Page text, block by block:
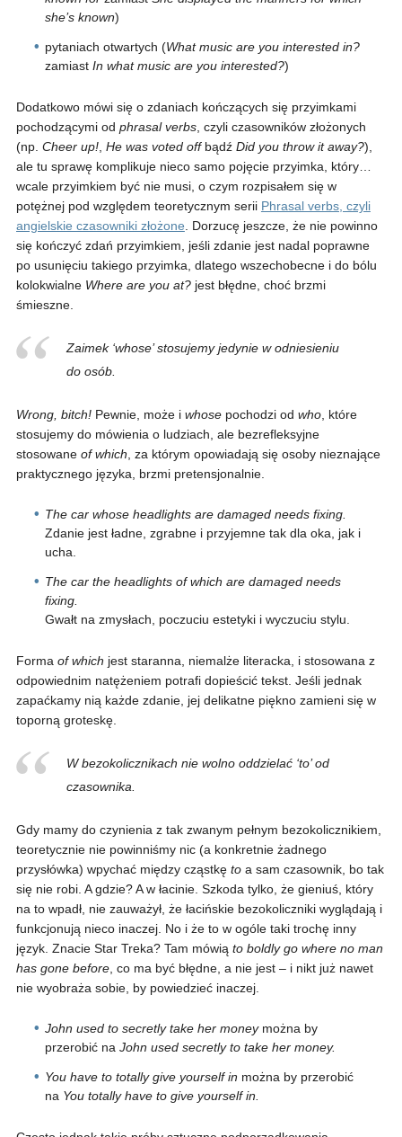
she’s known)
pytaniach otwartych (What music are you interested in?
zamiast In what music are you interested?)
Dodatkowo mówi się o zdaniach kończących się przyimkami
pochodzącymi od phrasal verbs, czyli czasowników złożonych
(np. Cheer up!, He was voted offbądź Did you throw it away?),
ale tu sprawę komplikuje nieco samo pojęcie przyimka, który…
wcale przyimkiem być nie musi, o czym rozpisałem się w
potężnej pod względem teoretycznym serii Phrasal verbs, czyli
angielskie czasowniki złożone. Dorzucę jeszcze, że nie powinno
się kończyć zdań przyimkiem, jeśli zdanie jest nadal poprawne
po usunięciu takiego przyimka, dlatego wszechobecne i do bólu
kolokwialne Where are you at?jest błędne, choć brzmi
śmieszne.
Zaimek ‘whose’ stosujemy jedynie w odniesieniu
do osób.
Wrong, bitch!Pewnie, może i whosepochodzi od who, które
stosujemy do mówienia o ludziach, ale bezrefleksyjne
stosowane of which, za którym opowiadają się osoby nieznające
praktycznego języka, brzmi pretensjonalnie.
The car whose headlights are damaged needs fixing.
Zdanie jest ładne, zgrabne i przyjemne tak dla oka, jak i
ucha.
The car the headlights of which are damaged needs
fixing.
Gwałt na zmysłach, poczuciu estetyki i wyczuciu stylu.
Forma of which jest staranna, niemalże literacka, i stosowana z
odpowiednim natężeniem potrafi dopieścić tekst. Jeśli jednak
zapaćkamy nią każde zdanie, jej delikatne piękno zamieni się w
toporną groteskę.
W bezokolicznikach nie wolno oddzielać ‘to’ od
czasownika.
Gdy mamy do czynienia z tak zwanym pełnym bezokolicznikiem,
teoretycznie nie powinniśmy nic (a konkretnie żadnego
przysłówka) wpychać między cząstkę toa sam czasownik, bo tak
się nie robi. A gdzie? A w łacinie. Szkoda tylko, że gieniuś, który
na to wpadł, nie zauważył, że łacińskie bezokoliczniki wyglądają i
funkcjonują nieco inaczej. No i że to w ogóle taki trochę inny
język. Znacie Star Treka? Tam mówią to boldly go where no man
has gone before, co ma być błędne, a nie jest – i nikt już nawet
nie wyobraża sobie, by powiedzieć inaczej.
John used to secretly take her money można by
przerobić naJohn used secretly to take her money.
You have to totally give yourself in można by przerobić
naYou totally have to give yourself in.